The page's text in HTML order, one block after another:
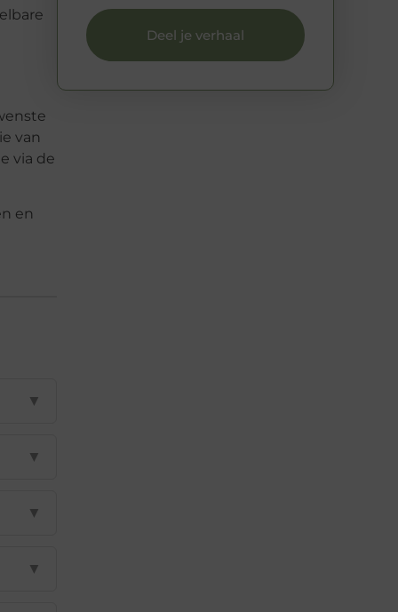
van
via de
en
▼
▼
▼
▼
Deel je verhaal